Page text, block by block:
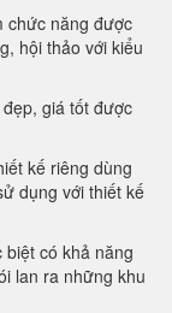
chức năng được
hội thảo với kiểu
giá tốt được
kế riêng dùng
dụng với thiết kế
có khả năng
lan ra những khu